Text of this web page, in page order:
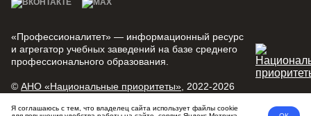
Я соглашаюсь с тем, что владелец сайта использует файлы cookie
«Профессионалитет» — информационный ресурс
и агрегатор учебных заведений на базе среднего
профессионального образования.
© АНО «Национальные приоритеты» , 2022-2026
Политика конфиденциальности Пользовательское соглашение